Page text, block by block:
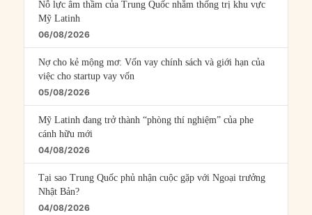
Nỗ lực âm thầm của Trung Quốc nhằm thống trị khu vực
Mỹ Latinh
06/08/2026
Nợ cho kẻ mộng mơ: Vốn vay chính sách và giới hạn của
việc cho startup vay vốn
05/08/2026
Mỹ Latinh đang trở thành “phòng thí nghiệm” của phe
cánh hữu mới
04/08/2026
Tại sao Trung Quốc phủ nhận cuộc gặp với Ngoại trưởng
Nhật Bản?
04/08/2026